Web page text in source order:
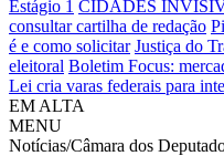
Estágio 1 CIDADES
consultar cartilha de redação
é e como solicitar Justiça do
eleitoral Boletim Focus:
Lei cria varas federais para
EM ALTA
MENU
Notícias/Câmara dos